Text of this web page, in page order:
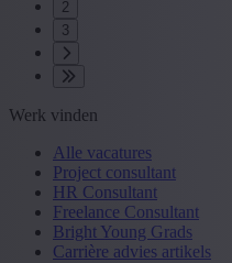
2
3
Werk vinden
Alle vacatures
Project consultant
HR Consultant
Freelance Consultant
Bright Young Grads
Carrière advies artikels